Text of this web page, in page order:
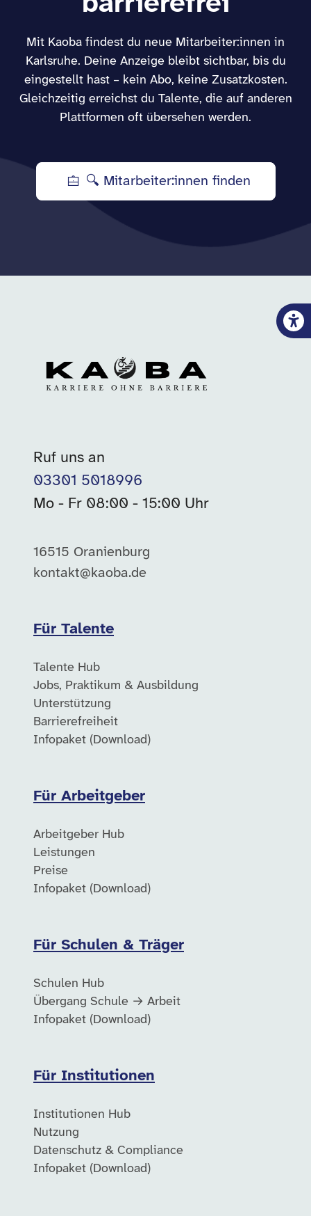
Mit Kaoba findest du neue Mitarbeiter:innen in
Karlsruhe. Deine Anzeige bleibt sichtbar, bis du
eingestellt hast – kein Abo, keine Zusatzkosten.
Gleichzeitig erreichst du Talente, die auf anderen
Plattformen oft übersehen werden.
🔍 Mitarbeiter:innen finden
Ruf uns an
03301 5018996
Mo - Fr 08:00 - 15:00 Uhr
16515 Oranienburg
kontakt@kaoba.de
Für Talente
Talente Hub
Jobs, Praktikum & Ausbildung
Unterstützung
Barrierefreiheit
Infopaket (Download)
Für Arbeitgeber
Arbeitgeber Hub
Leistungen
Preise
Infopaket (Download)
Für Schulen & Träger
Schulen Hub
Übergang Schule → Arbeit
Infopaket (Download)
Für Institutionen
Institutionen Hub
Nutzung
Datenschutz & Compliance
Infopaket (Download)